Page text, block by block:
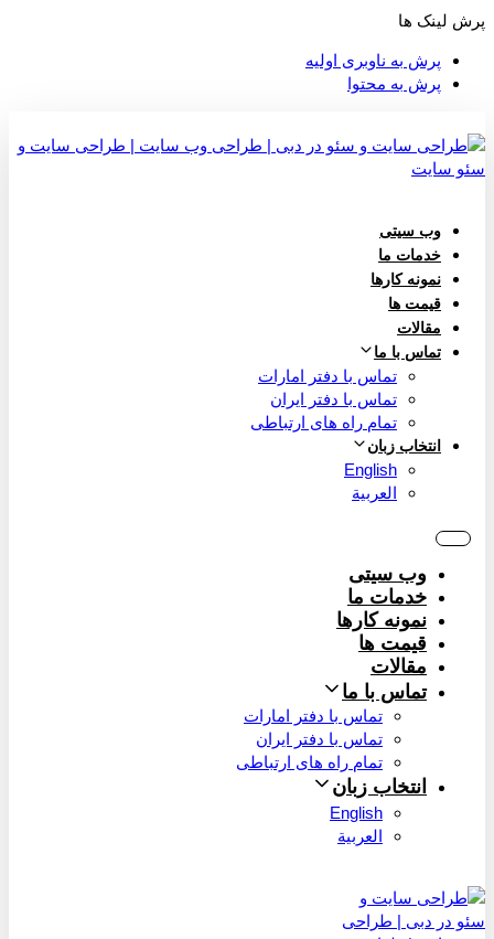
پرش لینک ها
پرش به ناوبری اولیه
پرش به محتوا
وب سیتی
خدمات ما
نمونه کارها
قیمت ها
مقالات
تماس با ما
تماس با دفتر امارات
تماس با دفتر ایران
تمام راه های ارتباطی
انتخاب زبان
English
العربية
وب سیتی
خدمات ما
نمونه کارها
قیمت ها
مقالات
تماس با ما
تماس با دفتر امارات
تماس با دفتر ایران
تمام راه های ارتباطی
انتخاب زبان
English
العربية